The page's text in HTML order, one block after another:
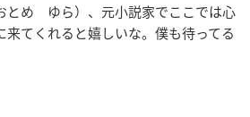
とめ ゆら）、元小説家でここでは心
てくれると嬉しいな。僕も待ってる